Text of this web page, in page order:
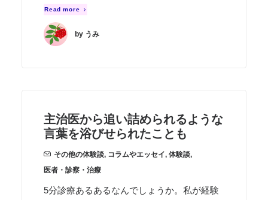
Read more
by うみ
主治医から追い詰められるような
言葉を浴びせられたことも
その他の体験談, コラムやエッセイ, 体験談,
医者・診察・治療
5分診療あるあるなんでしょうか。私が経験